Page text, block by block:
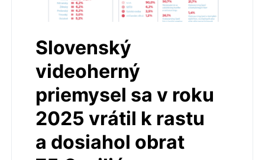
Slovenský
videoherný
priemysel sa v roku
2025 vrátil k rastu
a dosiahol obrat